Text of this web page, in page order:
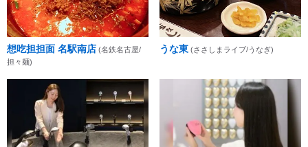
想吃担担面 名駅南店 (名鉄名古屋/
担々麺)
うな東 (ささしまライブ/うなぎ)